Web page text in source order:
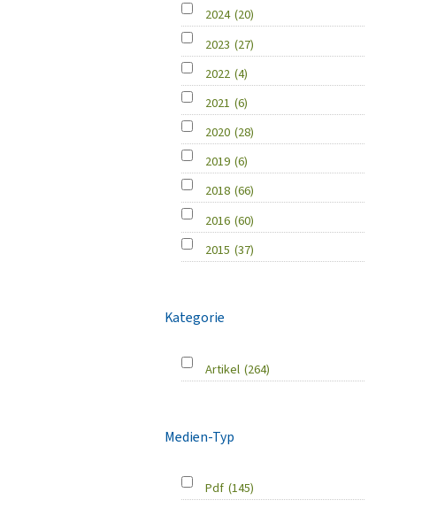
2024 (20)
2023 (27)
2022 (4)
2021 (6)
2020 (28)
2019 (6)
2018 (66)
2016 (60)
2015 (37)
Kategorie
Artikel (264)
Medien-Typ
Pdf (145)